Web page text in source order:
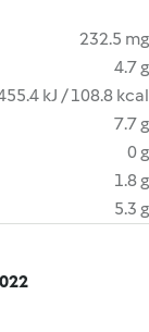
232.5 mg
4.7 g
kJ / 108.8 kcal
7.7 g
0 g
1.8 g
5.3 g